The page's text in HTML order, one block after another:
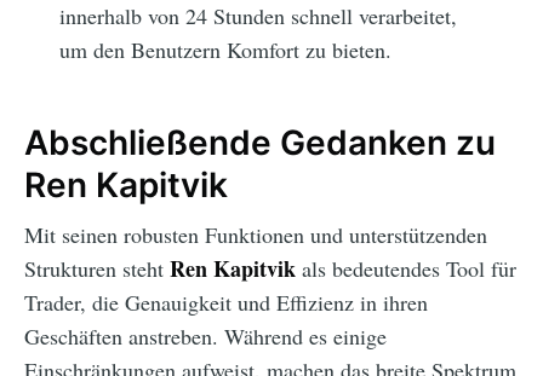
innerhalb von 24 Stunden schnell verarbeitet,
um den Benutzern Komfort zu bieten.
Abschließende Gedanken zu
Ren Kapitvik
Mit seinen robusten Funktionen und unterstützenden
Strukturen steht Ren Kapitvik als bedeutendes Tool für
Trader, die Genauigkeit und Effizienz in ihren
Geschäften anstreben. Während es einige
Einschränkungen aufweist, machen das breite Spektrum